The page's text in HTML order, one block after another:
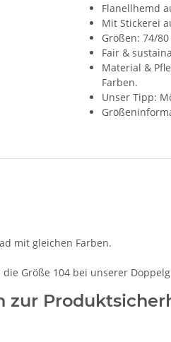
Flanellhemd
Mit Stickerei
Größen: 74/
Fair &
Material &
Farben.
Unser Tipp:
mit gleichen Farben.
Größe 104 bei unserer
zur